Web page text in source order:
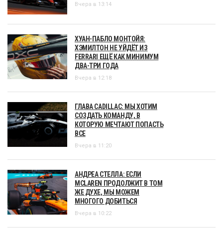
Вчера в 13:14
ХУАН-ПАБЛО МОНТОЙЯ:
ХЭМИЛТОН НЕ УЙДЁТ ИЗ
FERRARI ЕЩЁ КАК МИНИМУМ
ДВА-ТРИ ГОДА
Вчера в 12:18
ГЛАВА CADILLAC: МЫ ХОТИМ
СОЗДАТЬ КОМАНДУ, В
КОТОРУЮ МЕЧТАЮТ ПОПАСТЬ
ВСЕ
Вчера в 11:20
АНДРЕА СТЕЛЛА: ЕСЛИ
MCLAREN ПРОДОЛЖИТ В ТОМ
ЖЕ ДУХЕ, МЫ МОЖЕМ
МНОГОГО ДОБИТЬСЯ
Вчера в 10:22